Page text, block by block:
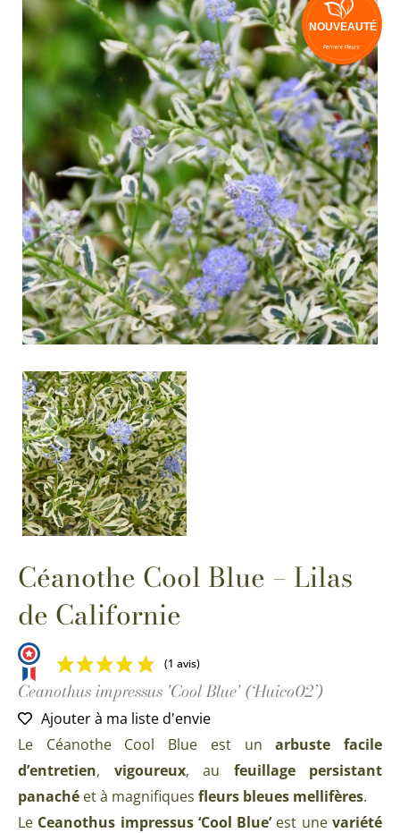
Céanothe Cool Blue – Lilas
de Californie
(1 avis)
Ceanothus impressus 'Cool Blue' (‘Huico02’)
Ajouter à ma liste d'envie
Le Céanothe Cool Blue est unarbuste facile
d’entretien, vigoureux, au feuillage persistant
panaché et à magnifiques fleurs bleues mellifères.
Le Ceanothus impressus ‘Cool Blue’est unevariété